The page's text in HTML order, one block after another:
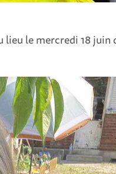
lieu le mercredi 18 juin